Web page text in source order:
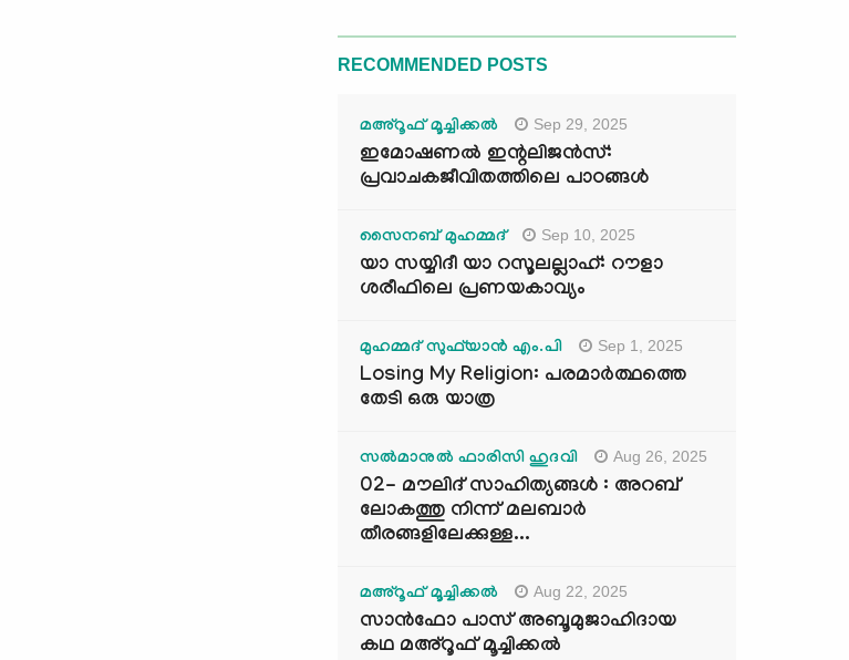
RECOMMENDED POSTS
മഅ്റൂഫ് മൂച്ചിക്കല്‍ Sep 29, 2025
ഇമോഷണൽ ഇന്റലിജൻസ്:
പ്രവാചകജീവിതത്തിലെ പാഠങ്ങൾ
സൈനബ് മുഹമ്മദ് Sep 10, 2025
യാ സയ്യിദീ യാ റസൂലല്ലാഹ്: റൗളാ
ശരീഫിലെ പ്രണയകാവ്യം
മുഹമ്മദ് സുഫ്‌യാൻ എം.പി Sep 1, 2025
Losing My Religion: പരമാർത്ഥത്തെ
തേടി ഒരു യാത്ര
സൽമാനുൽ ഫാരിസി ഹുദവി Aug 26, 2025
02- മൗലിദ് സാഹിത്യങ്ങൾ : അറബ്
ലോകത്തു നിന്ന് മലബാർ
തീരങ്ങളിലേക്കുള്ള...
മഅ്റൂഫ് മൂച്ചിക്കല്‍ Aug 22, 2025
സാൻഫോ പാസ് അബൂമുജാഹിദായ
കഥ മഅ്റൂഫ് മൂച്ചിക്കല്‍